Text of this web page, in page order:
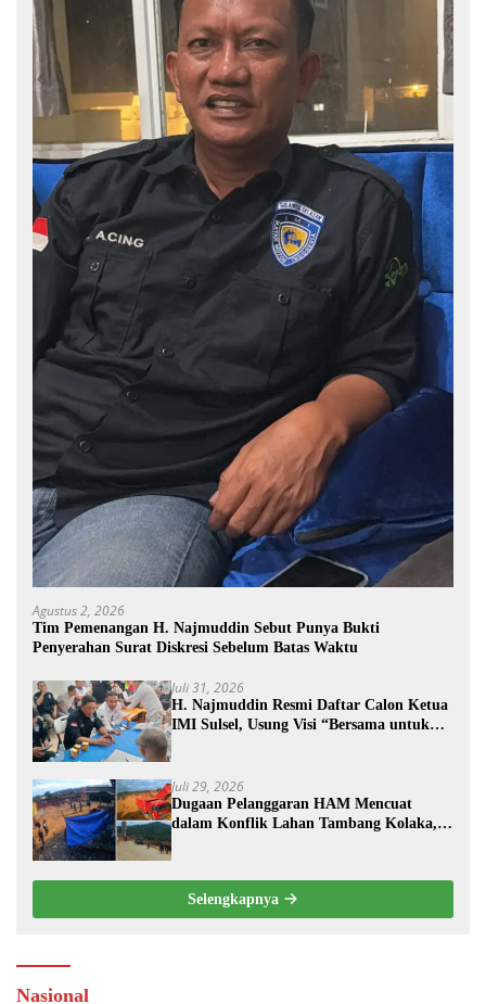
Agustus 2, 2026
Tim Pemenangan H. Najmuddin Sebut Punya Bukti
Penyerahan Surat Diskresi Sebelum Batas Waktu
Juli 31, 2026
H. Najmuddin Resmi Daftar Calon Ketua
IMI Sulsel, Usung Visi “Bersama untuk
Juli 29, 2026
Dugaan Pelanggaran HAM Mencuat
dalam Konflik Lahan Tambang Kolaka,
Selengkapnya
Nasional